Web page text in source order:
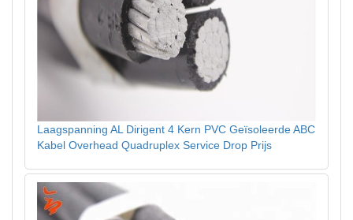
Laagspanning AL Dirigent 4 Kern PVC Geïsoleerde ABC
Kabel Overhead Quadruplex Service Drop Prijs